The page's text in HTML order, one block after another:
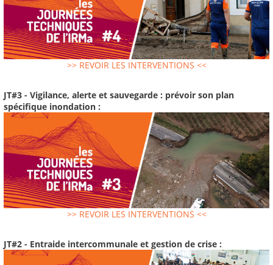
>> REVOIR LES INTERVENTIONS <<
JT#3 - Vigilance, alerte et sauvegarde : prévoir son plan
spécifique inondation :
>> REVOIR LES INTERVENTIONS <<
JT#2 - Entraide intercommunale et gestion de crise :